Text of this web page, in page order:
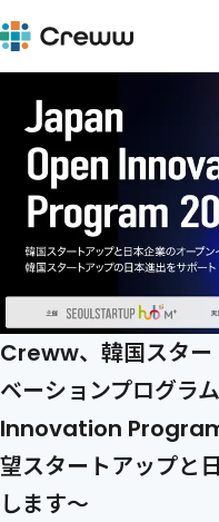
Creww、韓国スター
ベーションプログ
Innovation
望スタートアップと
します〜